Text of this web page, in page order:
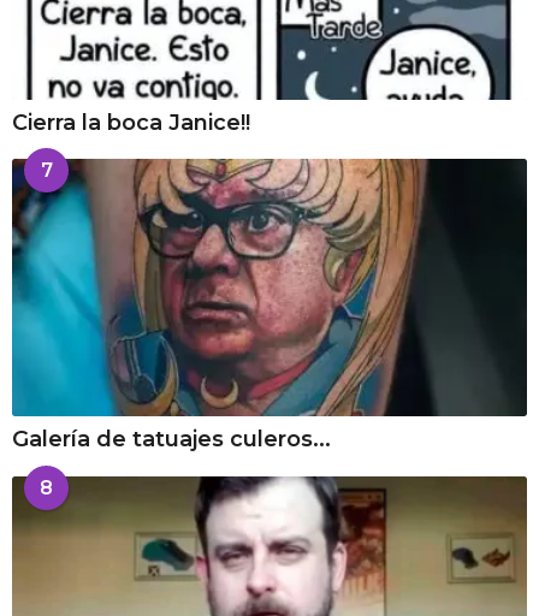
Cierra la boca Janice!!
7
Galería de tatuajes culeros...
8